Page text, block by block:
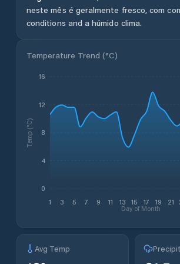
neste mês é geralmente fresco, com
conditions and a húmido clima.
Temperature Trend (°C)
1 3 5 7 9 11 13 15 17 19 21
Day of Month
0
4
8
12
16
Temp (°C)
Avg Temp